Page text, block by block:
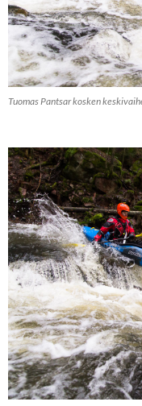
Tuomas Pantsar kosken